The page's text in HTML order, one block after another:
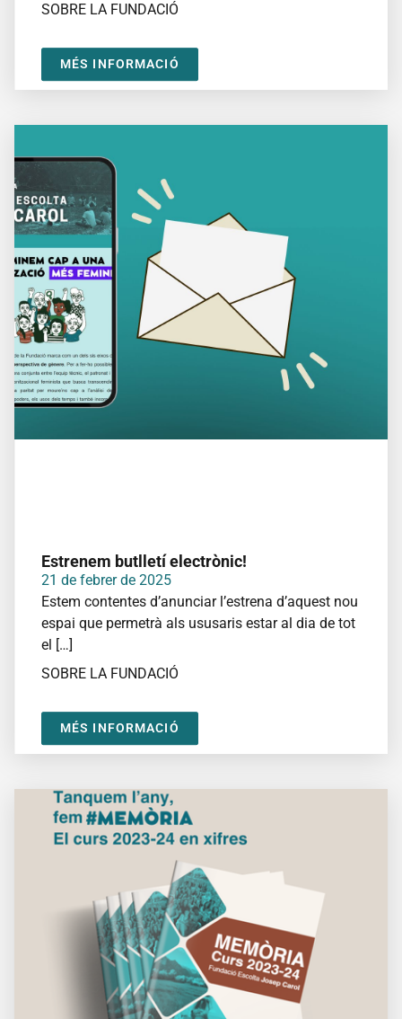
SOBRE LA FUNDACIÓ
MÉS INFORMACIÓ
Estrenem butlletí electrònic!
21 de febrer de 2025
Estem contentes d’anunciar l’estrena d’aquest nou
espai que permetrà als ususaris estar al dia de tot
el […]
SOBRE LA FUNDACIÓ
MÉS INFORMACIÓ